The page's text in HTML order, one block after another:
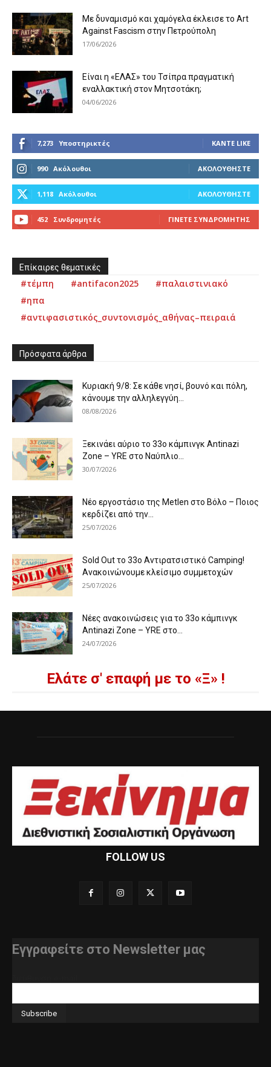
Με δυναμισμό και χαμόγελα έκλεισε το Art
Against Fascism στην Πετρούπολη
17/06/2026
Είναι η «ΕΛΑΣ» του Τσίπρα πραγματική
εναλλακτική στον Μητσοτάκη;
04/06/2026
7,273 Υποστηρικτές ΚΆΝΤΕ LIKE
990 Ακόλουθοι ΑΚΟΛΟΥΘΉΣΤΕ
1,118 Ακόλουθοι ΑΚΟΛΟΥΘΉΣΤΕ
452 Συνδρομητές ΓΊΝΕΤΕ ΣΥΝΔΡΟΜΗΤΉΣ
Επίκαιρες θεματικές
#τέμπη #antifacon2025
#παλαιστινιακό
#ηπα
#αντιφασιστικός_συντονισμός_αθήνας–πειραιά
Πρόσφατα άρθρα
Κυριακή 9/8: Σε κάθε νησί, βουνό και πόλη,
κάνουμε την αλληλεγγύη...
08/08/2026
Ξεκινάει αύριο το 33ο κάμπινγκ Antinazi
Zone – YRE στο Ναύπλιο...
30/07/2026
Νέο εργοστάσιο της Metlen στο Βόλο – Ποιος
κερδίζει από την...
25/07/2026
Sold Out το 33ο Αντιρατσιστικό Camping!
Ανακοινώνουμε κλείσιμο συμμετοχών
25/07/2026
Νέες ανακοινώσεις για το 33ο κάμπινγκ
Antinazi Zone – YRE στο...
24/07/2026
Ελάτε σ' επαφή με το «Ξ» !
FOLLOW US
Εγγραφείτε στο Newsletter μας